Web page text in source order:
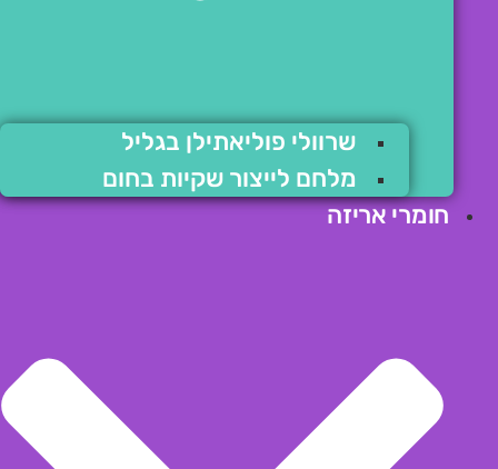
שרוולי פוליאתילן בגליל
מלחם לייצור שקיות בחום
חומרי אריזה